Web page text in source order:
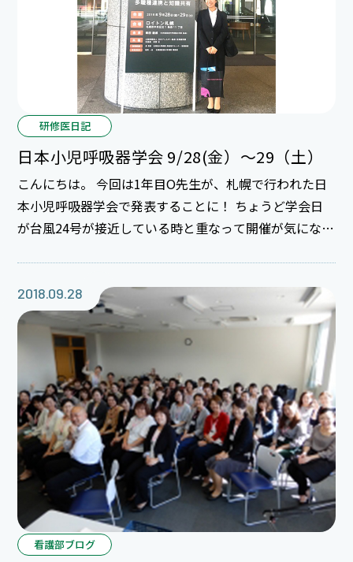
研修医日記
日本小児呼吸器学会 9/28(金）～29（土）
こんにちは。 今回は1年目O先生が、札幌で行われた日
本小児呼吸器学会で発表することに！ ちょうど学会日
が台風24号が接近している時と重なって開催が気になる
1年目O先生の発表演題は「脊髄性筋萎縮症I型に対する
ヌシネルセン髄注の呼吸機能効果」☆ 小児科の先生方
の後押しもあり、頑張って学会準備してきたO先生♪♪
緊張あり、不安もあり・・・と色々慣れないなかでの発
表だったかと思いますが、 堂々と発表できてますよ、O
先生（本
2018.09.28
看護部ブログ